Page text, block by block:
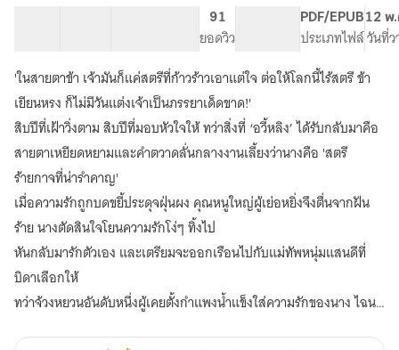
หัว
เน่า
นาง
ร้าย
เลิก
รัก
พระเอก
จึง
กลาย
เป็น
สุนัข
91
ยอดวิว
PDF/EPUB
ประเภทไฟล์
12 พ
วันที่ว
'ในสายตาข้า เจ้ามันก็แค่สตรีที่ก้าวร้าวเอาแต่ใจ ต่อให้โลกนี้ไร้สตรี ข้า
เยียนหรง ก็ไม่มีวันแต่งเจ้าเป็นภรรยาเด็ดขาด!'
สิบปีที่เฝ้าวิ่งตาม สิบปีที่มอบหัวใจให้ ทว่าสิ่งที่ ‘อวี้หลิง’ ได้รับกลับมาคือ
สายตาเหยียดหยามและคำตวาดลั่นกลางงานเลี้ยงว่านางคือ 'สตรี
ร้ายกาจที่น่ารำคาญ'
เมื่อความรักถูกบดขยี้ประดุจฝุ่นผง คุณหนูใหญ่ผู้เย่อหยิ่งจึงตื่นจากฝัน
ร้าย นางตัดสินใจโยนความรักโง่ๆ ทิ้งไป
หันกลับมารักตัวเอง และเตรียมจะออกเรือนไปกับแม่ทัพหนุ่มแสนดีที่
บิดาเลือกให้
ทว่าจ้วงหยวนอันดับหนึ่งผู้เคยตั้งกำแพงน้ำแข็งใส่ความรักของนาง ไฉน